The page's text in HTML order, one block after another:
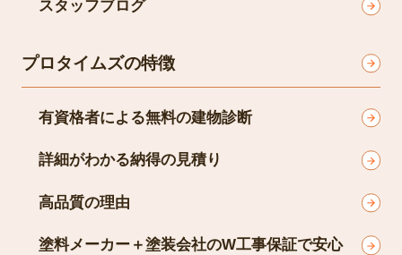
スタッフブログ
プロタイムズの特徴
有資格者による無料の建物診断
詳細がわかる納得の見積り
高品質の理由
塗料メーカー＋塗装会社のW工事保証で安心